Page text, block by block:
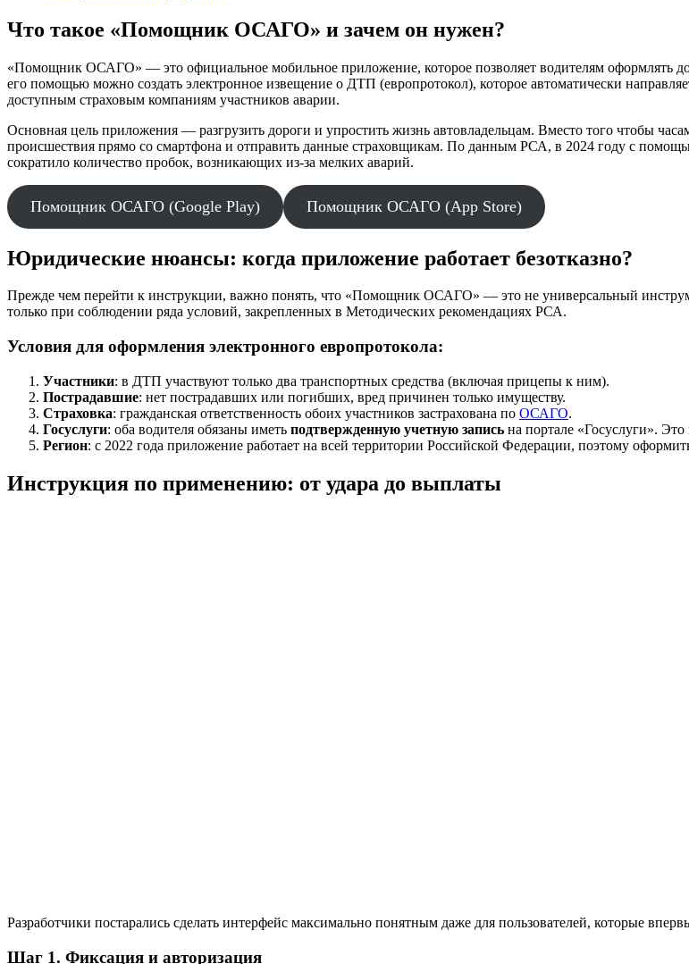
Что такое «Помощник ОСАГО» и зачем он нужен?
«Помощник ОСАГО» — это официальное мобильное приложение, которое позволяет водителям оформлять
его помощью можно создать электронное извещение о ДТП (европротокол), которое автоматически
доступным страховым компаниям участников аварии.
Основная цель приложения — разгрузить дороги и упростить жизнь автовладельцам. Вместо того чтобы
происшествия прямо со смартфона и отправить данные страховщикам. По данным РСА, в 2024 году с
сократило количество пробок, возникающих из-за мелких аварий.
Помощник ОСАГО (Google Play) Помощник ОСАГО (App Store)
Юридические нюансы: когда приложение работает безотказно?
Прежде чем перейти к инструкции, важно понять, что «Помощник ОСАГО» — это не универсальный
только при соблюдении ряда условий, закрепленных в Методических рекомендациях РСА.
Условия для оформления электронного европротокола:
Участники: в ДТП участвуют только два транспортных средства (включая прицепы к ним).
Пострадавшие: нет пострадавших или погибших, вред причинен только имуществу.
Страховка: гражданская ответственность обоих участников застрахована по ОСАГО.
Госуслуги: оба водителя обязаны иметь подтвержденную учетную запись на портале «Госуслуги».
Регион: с 2022 года приложение работает на всей территории Российской Федерации, поэтому
Инструкция по применению: от удара до выплаты
Разработчики постарались сделать интерфейс максимально понятным даже для пользователей, которые
Шаг 1. Фиксация и авторизация